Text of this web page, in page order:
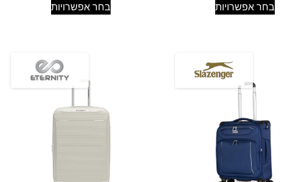
בחר אפשרויות בחר אפשרויות